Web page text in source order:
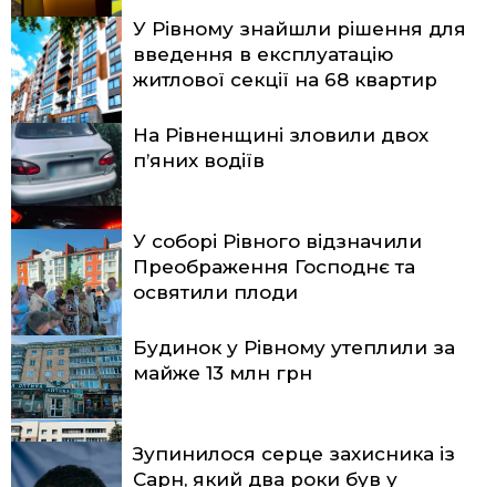
У Рівному знайшли рішення для
введення в експлуатацію
житлової секції на 68 квартир
На Рівненщині зловили двох
п’яних водіїв
У соборі Рівного відзначили
Преображення Господнє та
освятили плоди
Будинок у Рівному утеплили за
майже 13 млн грн
Зупинилося серце захисника із
Сарн, який два роки був у